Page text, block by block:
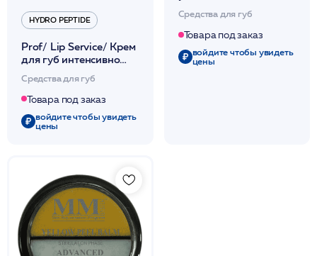
HYDRO PEPTIDE
Prof/ Lip Service/ Крем
для губ интенсивно
увлажняющий и
омолаживающий 10 мл
/HP
Средства для губ
Товара под заказ
войдите чтобы увидеть
цены
/HyBLip /Hinoki Clinical
Средства для губ
Товара под заказ
войдите чтобы увидеть
цены